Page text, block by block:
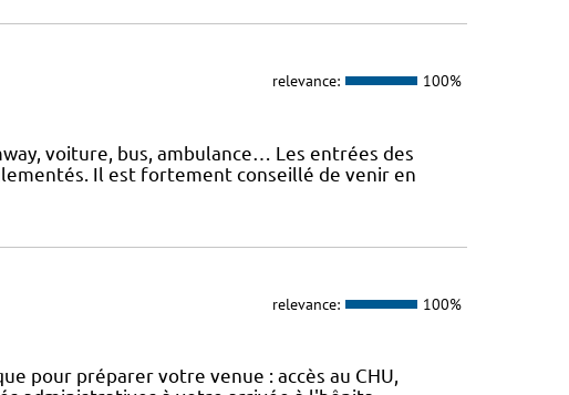
relevance: 100%
voiture, bus, ambulance… Les entrées des
Il est fortement conseillé de venir en
relevance: 100%
pour préparer votre venue : accès au CHU,